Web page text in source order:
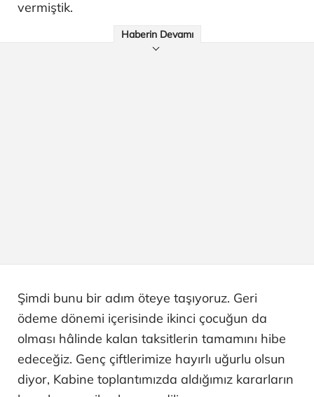
vermiştik.
Haberin Devamı
Şimdi bunu bir adım öteye taşıyoruz. Geri
ödeme dönemi içerisinde ikinci çocuğun da
olması hâlinde kalan taksitlerin tamamını hibe
edeceğiz. Genç çiftlerimize hayırlı uğurlu olsun
diyor, Kabine toplantımızda aldığımız kararların